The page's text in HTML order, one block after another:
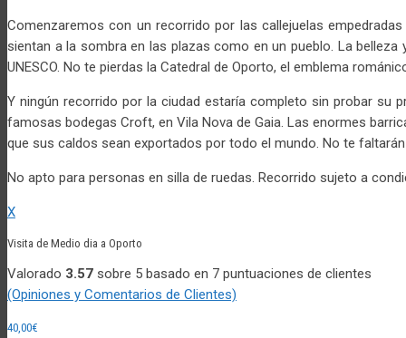
Comenzaremos con un recorrido por las callejuelas
sientan a la sombra en las plazas como en un pueblo. La
UNESCO. No te pierdas la Catedral de Oporto, el emblema
Y ningún recorrido por la ciudad estaría completo sin probar su
famosas bodegas Croft, en Vila Nova de Gaia. Las enormes
que sus caldos sean exportados por todo el mundo. No te
No apto para personas en silla de ruedas. Recorrido sujeto a
X
Visita de Medio dia a Oporto
Valorado 3.57 sobre 5 basado en 7 puntuaciones de clientes
(Opiniones y Comentarios de Clientes)
40,00€